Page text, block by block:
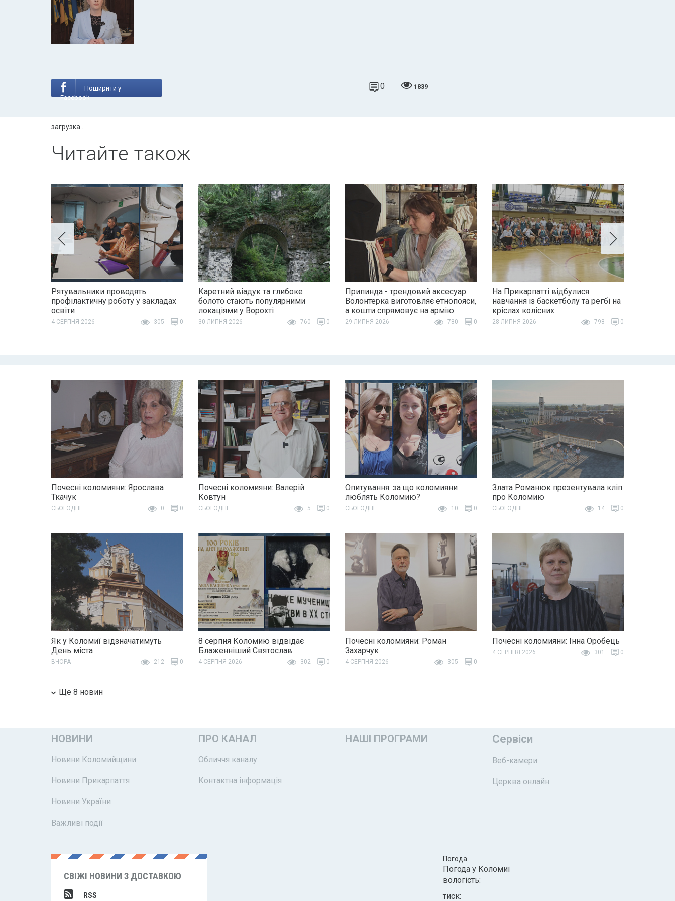
Поширити у
Facebook
0 1839
загрузка...
Читайте також
Рятувальники проводять
профілактичну роботу у закладах
освіти
4 СЕРПНЯ 2026 305 0
Каретний віадук та глибоке
болото стають популярними
локаціями у Ворохті
30 ЛИПНЯ 2026 760 0
Припинда - трендовий аксесуар.
Волонтерка виготовляє етнопояси,
а кошти спрямовує на армію
29 ЛИПНЯ 2026 780 0
На Прикарпатті відбулися
навчання із баскетболу та регбі на
кріслах колісних
28 ЛИПНЯ 2026 798 0
Почесні коломияни: Ярослава
Ткачук
СЬОГОДНІ 0 0
Почесні коломияни: Валерій
Ковтун
СЬОГОДНІ 5 0
Опитування: за що коломияни
люблять Коломию?
СЬОГОДНІ 10 0
Злата Романюк презентувала кліп
про Коломию
СЬОГОДНІ 14 0
Як у Коломиї відзначатимуть
День міста
ВЧОРА 212 0
8 серпня Коломию відвідає
Блаженніший Святослав
4 СЕРПНЯ 2026 302 0
Почесні коломияни: Роман
Захарчук
4 СЕРПНЯ 2026 305 0
Почесні коломияни: Інна Оробець
4 СЕРПНЯ 2026 301 0
Ще 8 новин
НОВИНИ
Новини Коломийщини
Новини Прикарпаття
Новини України
Важливі події
ПРО КАНАЛ
Обличчя каналу
Контактна інформація
НАШІ ПРОГРАМИ Сервіси
Веб-камери
Церква онлайн
СВІЖІ НОВИНИ З ДОСТАВКОЮ
RSS
Погода
Погода у Коломиї
вологість:
тиск: